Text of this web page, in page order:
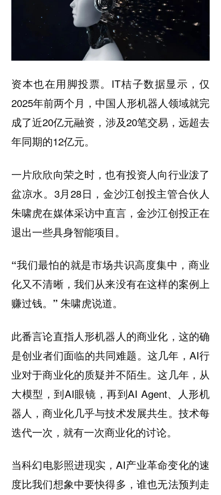
资本也在用脚投票。IT桔子数据显示，仅
2025年前两个月，中国人形机器人领域就完
成了近20亿元融资，涉及20笔交易，远超去
年同期的12亿元。
一片欣欣向荣之时，也有投资人向行业泼了
盆凉水。3月28日，金沙江创投主管合伙人
朱啸虎在媒体采访中直言，金沙江创投正在
退出一些具身智能项目。
“我们最怕的就是市场共识高度集中，商业
化又不清晰，我们从来没有在这样的案例上
赚过钱。” 朱啸虎说道。
此番言论直指人形机器人的商业化，这的确
是创业者们面临的共同难题。这几年，AI行
业对于商业化的质疑并不陌生。这几年，从
大模型，到AI眼镜，再到AI Agent、人形机
器人，商业化几乎与技术发展共生。技术每
迭代一次，就有一次商业化的讨论。
当科幻电影照进现实，AI产业革命变化的速
度比我们想象中要快得多，谁也无法预判走